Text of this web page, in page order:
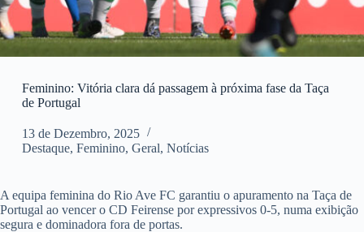
Feminino: Vitória clara dá passagem à próxima fase da Taça
de Portugal
13 de Dezembro, 2025
Destaque, Feminino, Geral, Notícias
A equipa feminina do Rio Ave FC garantiu o apuramento na Taça de
Portugal ao vencer o CD Feirense por expressivos 0-5, numa exibição
segura e dominadora fora de portas.